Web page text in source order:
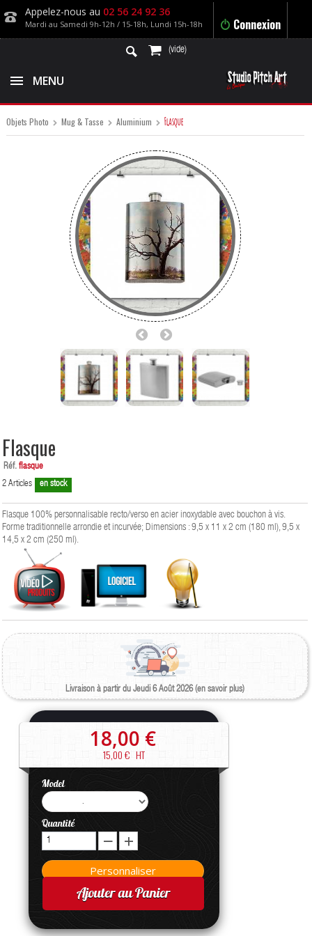
Connexion
Appelez-nous au 02 56 24 92 36
Mardi au Samedi 9h-12h / 15-18h, Lundi 15h-18h
(vide)
MENU
Objets Photo Mug & Tasse Aluminium Flasque
Flasque
Réf. flasque
2 Articles en stock
Flasque 100% personnalisable recto/verso en acier inoxydable avec bouchon à vis.
Forme traditionnelle arrondie et incurvée; Dimensions : 9,5 x 11 x 2 cm (180 ml), 9,5 x
14,5 x 2 cm (250 ml).
Livraison à partir du Jeudi 6 Août 2026 (en savoir plus)
18,00 €
15,00 € HT
Model
Quantité
Ajouter au Panier